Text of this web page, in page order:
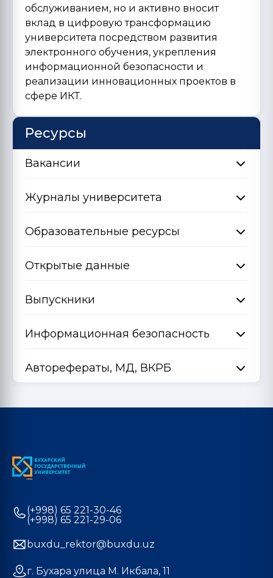
обслуживанием, но и активно вносит
вклад в цифровую трансформацию
университета посредством развития
электронного обучения, укрепления
информационной безопасности и
реализации инновационных проектов в
сфере ИКТ.
Ресурсы
Вакансии
Журналы университета
Образовательные ресурсы
Открытые данные
Выпускники
Информационная безопасность
Авторефераты, МД, ВКРБ
(+998) 65 221-30-46
(+998) 65 221-29-06
buxdu_rektor@buxdu.uz
г. Бухара улица М. Икбала, 11